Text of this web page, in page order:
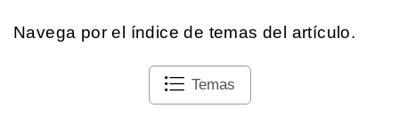
Navega por el índice de temas del artículo.
Temas